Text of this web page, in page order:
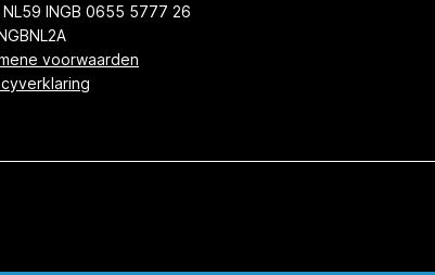
NL59 INGB 0655 5777 26
voorwaarden